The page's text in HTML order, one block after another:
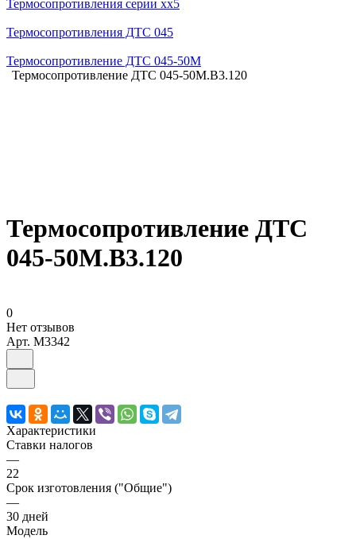
Термосопротивления серии хх5
Термосопротивления ДТС 045
Термосопротивление ДТС 045-50М
Термосопротивление ДТС 045-50М.В3.120
Термосопротивление ДТС
045-50М.В3.120
0
Нет отзывов
Арт. M3342
Характеристики
Ставки налогов
—
22
Срок изготовления ("Общие")
—
30 дней
Модель